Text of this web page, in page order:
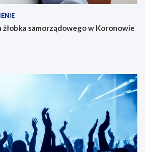
samorządowego w Koronowie